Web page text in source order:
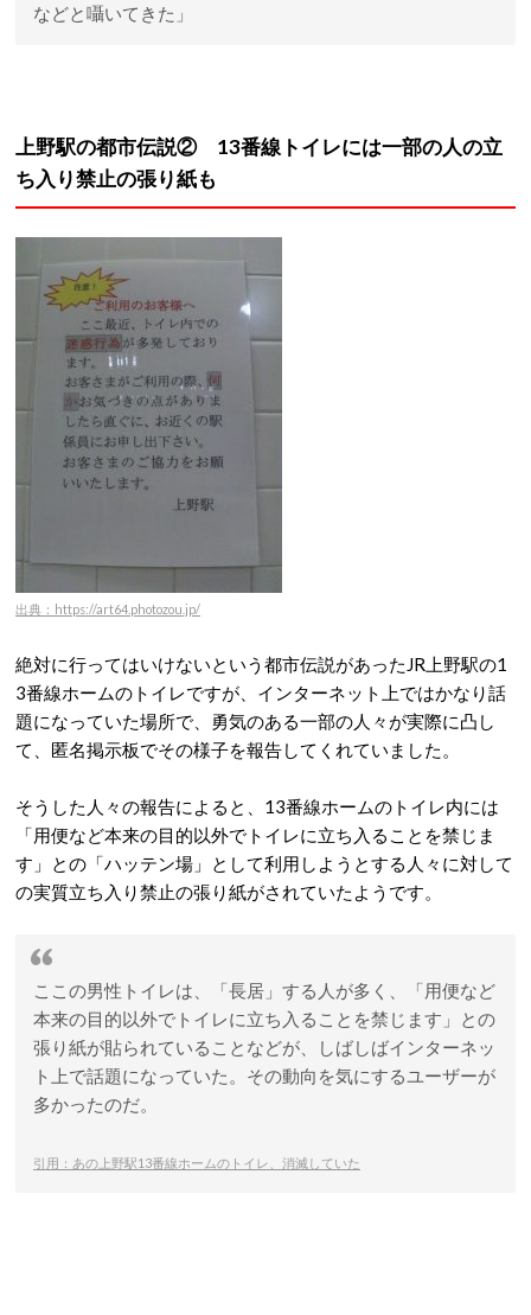
などと囁いてきた」
上野駅の都市伝説② 13番線トイレには一部の人の立
ち入り禁止の張り紙も
出典：https://art64.photozou.jp/
絶対に行ってはいけないという都市伝説があったJR上野駅の1
3番線ホームのトイレですが、インターネット上ではかなり話
題になっていた場所で、勇気のある一部の人々が実際に凸し
て、匿名掲示板でその様子を報告してくれていました。
そうした人々の報告によると、13番線ホームのトイレ内には
「用便など本来の目的以外でトイレに立ち入ることを禁じま
す」との「ハッテン場」として利用しようとする人々に対して
の実質立ち入り禁止の張り紙がされていたようです。
ここの男性トイレは、「長居」する人が多く、「用便など
本来の目的以外でトイレに立ち入ることを禁じます」との
張り紙が貼られていることなどが、しばしばインターネッ
ト上で話題になっていた。その動向を気にするユーザーが
多かったのだ。
引用：あの上野駅13番線ホームのトイレ、消滅していた